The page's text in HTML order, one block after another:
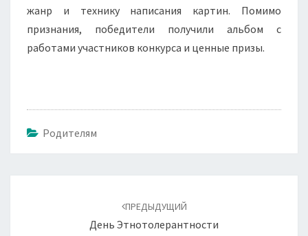
жанр и технику написания картин. Помимо
признания, победители получили альбом с
работами участников конкурса и ценные призы.
Родителям
ПРЕДЫДУЩИЙ
День Этнотолерантности